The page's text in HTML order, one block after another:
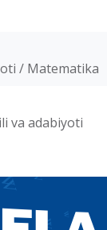
/ Matematika
va adabiyoti